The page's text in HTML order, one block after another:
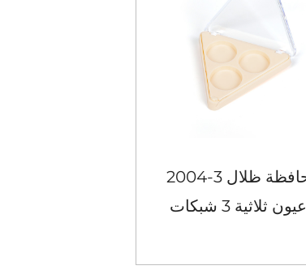
2004-3 حافظة ظلال
عيون ثلاثية 3 شبكات